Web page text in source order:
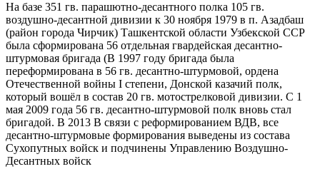
На базе 351 гв. парашютно-десантного полка 105 гв.
воздушно-десантной дивизии к 30 ноября 1979 в п. Азадбаш
(район города Чирчик) Ташкентской области Узбекской ССР
была сформирована 56 отдельная гвардейская десантно-
штурмовая бригада (В 1997 году бригада была
переформирована в 56 гв. десантно-штурмовой, ордена
Отечественной войны I степени, Донской казачий полк,
который вошёл в состав 20 гв. мотострелковой дивизии. С 1
мая 2009 года 56 гв. десантно-штурмовой полк вновь стал
бригадой. В 2013 В связи с реформированием ВДВ, все
десантно-штурмовые формирования выведены из состава
Сухопутных войск и подчинены Управлению Воздушно-
Десантных войск